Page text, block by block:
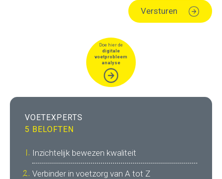
Versturen
Doe hier de
digitale
voetprobleem
analyse
VOETEXPERTS
5 BELOFTEN
Inzichtelijk bewezen kwaliteit
Verbinder in voetzorg van A tot Z